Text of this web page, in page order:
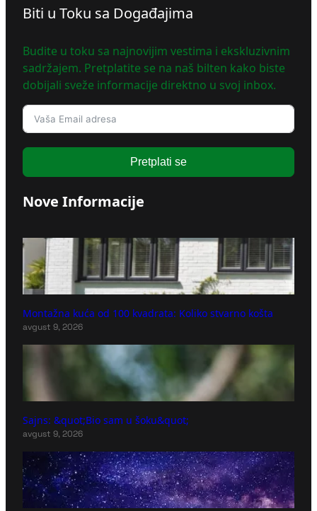
Biti u Toku sa Događajima
Budite u toku sa najnovijim vestima i ekskluzivnim
sadržajem. Pretplatite se na naš bilten kako biste
dobijali sveže informacije direktno u svoj inbox.
Pretplati se
Nove Informacije
Montažna kuća od 100 kvadrata: Koliko stvarno košta
avgust 9, 2026
Sajns: &quot;Bio sam u šoku&quot;
avgust 9, 2026